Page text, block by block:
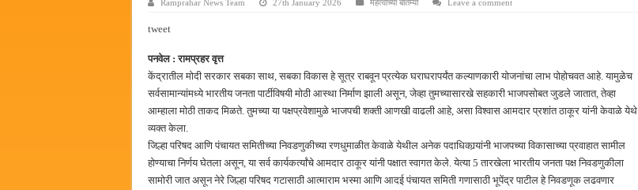
हर घर तिरंगा अभियानासंदर्भात पनवेलमध्ये बैठक
Ramprahar News Team 27th January 2026 महत्वाच्या बातम्या Leave a comment
tweet
पनवेल : रामप्रहर वृत्त
केंद्रातील मोदी सरकार सबका साथ, सबका विकास हे सूत्र राबवून प्रत्येक घराघरापर्यंत कल्याणकारी योजनांचा लाभ पोहोचवत आहे. यामुळेच
सर्वसामान्यांमध्ये भारतीय जनता पार्टीविषयी मोठी आस्था निर्माण झाली असून, जेव्हा तुमच्यासारखे सहकारी भाजपसोबत जुडले जातात, तेव्हा
आम्हाला मोठी ताकद मिळते. तुमच्या या पक्षप्रवेशामुळे भाजपची शक्ती आणखी वाढली आहे, असा विश्वास आमदार प्रशांत ठाकूर यांनी केवाळे येथे
व्यक्त केला.
जिल्हा परिषद आणि पंचायत समितीच्या निवडणुकीच्या रणधुमाळीत केवाळे येथील अनेक पदाधिकार्‍यांनी भाजपच्या विकासाच्या प्रवाहात सामील
होण्याचा निर्णय घेतला असून, या सर्व कार्यकर्त्यांचे आमदार ठाकूर यांनी पक्षात स्वागत केले. येत्या 5 तारखेला भारतीय जनता पक्ष निवडणुकीला
सामोरी जात असून नेरे जिल्हा परिषद गटासाठी आत्माराम भस्मा आणि आदई पंचायत समिती गणासाठी भूपेंद्र पाटील हे निवडणूक लढवणार